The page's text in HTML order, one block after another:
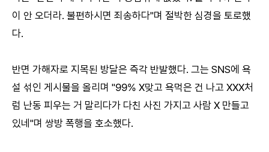
이 안 오더라. 불편하시면 죄송하다"며 절박한 심경을 토로했
다.
반면 가해자로 지목된 방달은 즉각 반발했다. 그는 SNS에 욕
설 섞인 게시물을 올리며 "99% X맞고 욕먹은 건 나고 XXX처
럼 난동 피우는 거 말리다가 다친 사진 가지고 사람 X 만들고
있네"며 쌍방 폭행을 호소했다.